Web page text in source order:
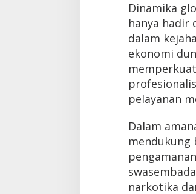
Dinamika
hanya hadir
dalam
ekonomi
pelayanan
Dalam
narkotika